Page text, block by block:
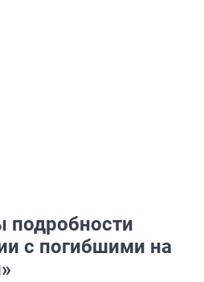
подробности
с погибшими на